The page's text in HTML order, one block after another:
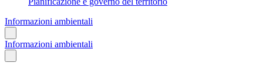
Informazioni ambientali
Informazioni ambientali